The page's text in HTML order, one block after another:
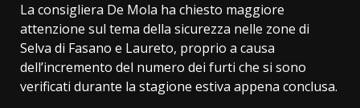
La consigliera De Mola ha chiesto maggiore
attenzione sul tema della sicurezza nelle zone di
Selva di Fasano e Laureto, proprio a causa
dell’incremento del numero dei furti che si sono
verificati durante la stagione estiva appena conclusa.